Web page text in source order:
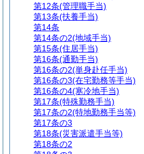
第12条(管理職手当)
第13条(扶養手当)
第14条
第14条の2(地域手当)
第15条(住居手当)
第16条(通勤手当)
第16条の2(単身赴任手当)
第16条の3(在宅勤務等手当)
第16条の4(寒冷地手当)
第17条(特殊勤務手当)
第17条の2(特地勤務手当等)
第17条の3
第18条(災害派遣手当等)
第18条の2